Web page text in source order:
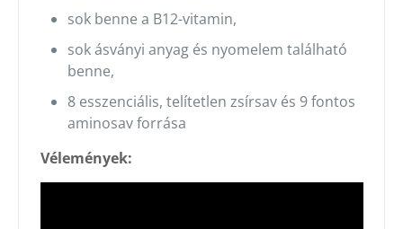
sok benne a B12-vitamin,
sok ásványi anyag és nyomelem található
benne,
8 esszenciális, telítetlen zsírsav és 9 fontos
aminosav forrása
Vélemények: